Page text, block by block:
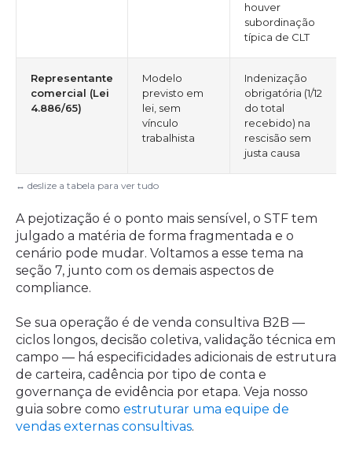
houver
subordinação
típica de CLT
Representante
comercial (Lei
4.886/65)
Modelo
previsto em
lei, sem
vínculo
trabalhista
Indenização
obrigatória (1/12
do total
recebido) na
rescisão sem
justa causa
A pejotização é o ponto mais sensível, o STF tem
julgado a matéria de forma fragmentada e o
cenário pode mudar. Voltamos a esse tema na
seção 7, junto com os demais aspectos de
compliance.
Se sua operação é de venda consultiva B2B —
ciclos longos, decisão coletiva, validação técnica em
campo — há especificidades adicionais de estrutura
de carteira, cadência por tipo de conta e
governança de evidência por etapa. Veja nosso
guia sobre como estruturar uma equipe de
vendas externas consultivas.